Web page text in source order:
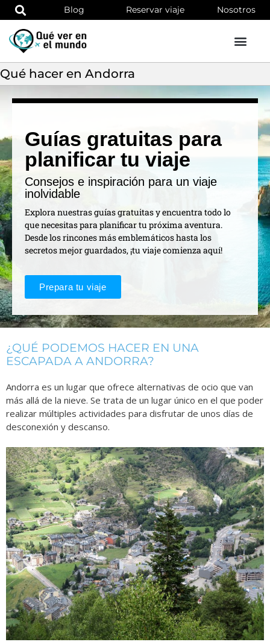
Blog Reservar viaje Nosotros
Qué hacer en Andorra
Guías gratuitas para
planificar tu viaje
Consejos e inspiración para un viaje
inolvidable
Explora nuestras guías gratuitas y encuentra todo lo
que necesitas para planificar tu próxima aventura.
Desde los rincones más emblemáticos hasta los
secretos mejor guardados, ¡tu viaje comienza aquí!
Prepara tu viaje
¿QUÉ PODEMOS HACER EN UNA
ESCAPADA A ANDORRA?
Andorra es un lugar que ofrece alternativas de ocio que van
más allá de la nieve. Se trata de un lugar único en el que poder
realizar múltiples actividades para disfrutar de unos días de
desconexión y descanso.